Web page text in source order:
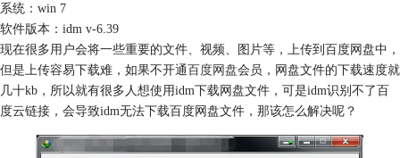
系统：win 7
软件版本：idm v-6.39
现在很多用户会将一些重要的文件、视频、图片等，上传到百度网盘中，
但是上传容易下载难，如果不开通百度网盘会员，网盘文件的下载速度就
几十kb，所以就有很多人想使用idm下载网盘文件，可是idm识别不了百
度云链接，会导致idm无法下载百度网盘文件，那该怎么解决呢？